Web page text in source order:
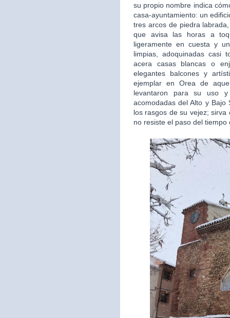
su propio nombre indica
casa-ayuntamiento: un
tres arcos de piedra
que avisa las horas a
ligeramente en cuesta y
limpias, adoquinadas casi
acera casas blancas o
elegantes balcones y
ejemplar en Orea de
levantaron para su uso
acomodadas del Alto y Bajo
los rasgos de su vejez;
no resiste el paso del